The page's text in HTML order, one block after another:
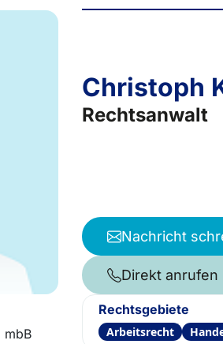
mbB
Christoph
Rechtsanwalt
Nachricht
Direkt anrufen
Rechtsgebiete
Arbeitsrecht